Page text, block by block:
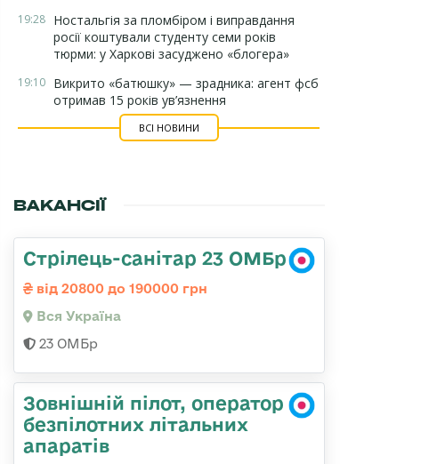
19:28 Ностальгія за пломбіром і виправдання
росії коштували студенту семи років
тюрми: у Харкові засуджено «блогера»
19:10 Викрито «батюшку» — зрадника: агент фсб
отримав 15 років ув’язнення
ВСІ НОВИНИ
ВАКАНСІЇ
Стрілець-санітар 23 ОМБр
від 20800 до 190000 грн
Вся Україна
23 ОМБр
Зовнішній пілот, оператор
безпілотних літальних
апаратів